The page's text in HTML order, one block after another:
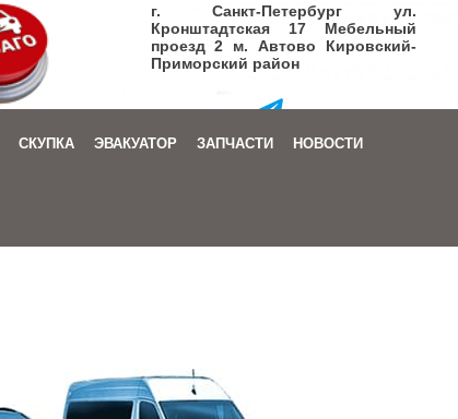
г. Санкт-Петербург ул.
Кронштадтская 17 Мебельный
проезд 2 м. Автово Кировский-
Приморский район
+7 (905) 206-08-72
+7 (905) 206-08-72
СКУПКА ЭВАКУАТОР ЗАПЧАСТИ НОВОСТИ